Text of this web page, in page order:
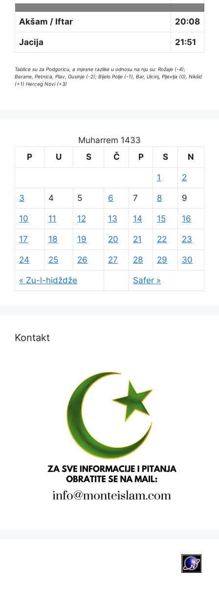
Akšam / Iftar 20:08
Jacija 21:51
Tablice su za Podgoricu, a mjesne razlike u odnosu na nju su: Rožaje (-4);
Berane, Petnica, Plav, Gusinje (-2); Bijelo Polje (-1), Bar, Ulcinj, Pljevlja (0), Nikšić
(+1) Herceg Novi (+3)
Muharrem 1433
P
U S Č P S N
« Zu-l-hidždže Safer »
1 2
3 4 5 6 7 8 9
10 11 12 13 14 15 16
17 18 19 20 21 22 23
24 25 26 27 28 29 30
Kontakt